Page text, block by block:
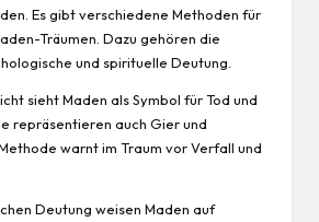
Es gibt verschiedene Methoden für
Träumen. Dazu gehören die
und spirituelle Deutung.
sieht Maden als Symbol für Tod und
repräsentieren auch Gier und
warnt im Traum vor Verfall und
Deutung weisen Maden auf